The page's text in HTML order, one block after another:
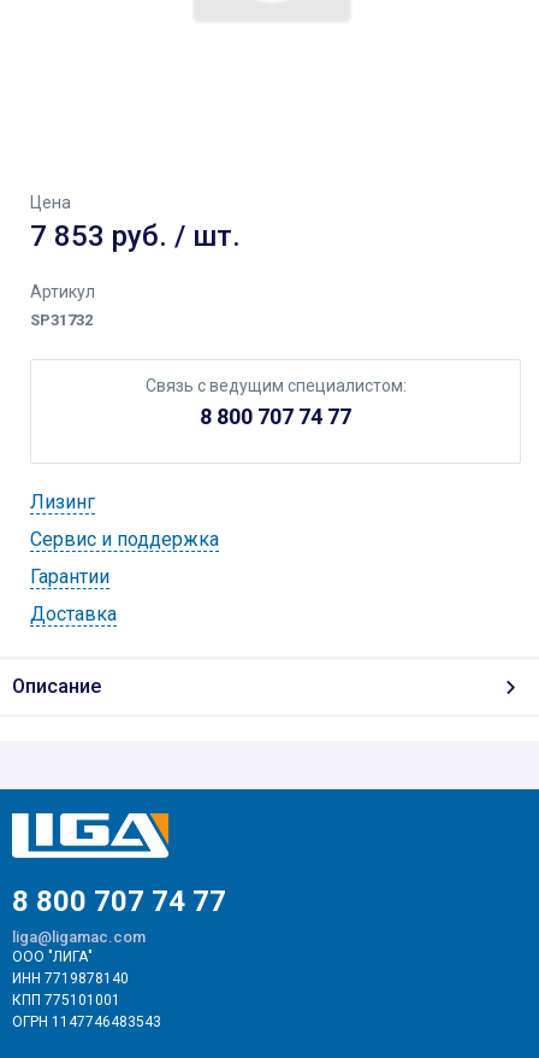
Цена
7 853 руб. / шт.
Артикул
SP31732
Связь с ведущим специалистом:
8 800 707 74 77
Лизинг
Cервис и поддержка
Гарантии
Доставка
Описание
8 800 707 74 77
liga@ligamac.com
ООО "ЛИГА"
ИНН 7719878140
КПП 775101001
ОГРН 1147746483543